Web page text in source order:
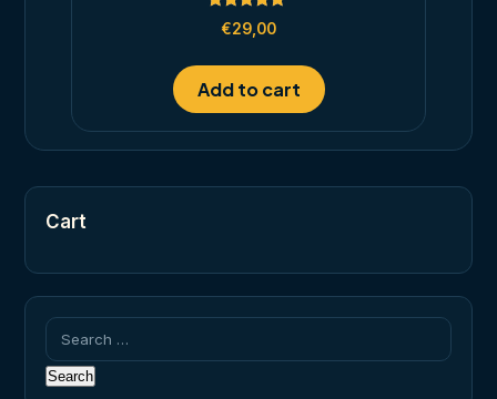
Rated
5.00
€29,00
Add to cart
Cart
Search
for: